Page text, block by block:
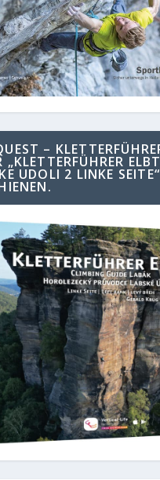
–
„KLETTERFÜHRER
UDOLI 2 LINKE SEITE“